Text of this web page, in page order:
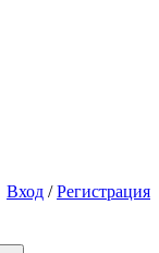
Вход /Регистрация